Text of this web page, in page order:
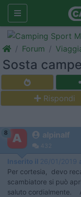
Forum
Sosta
Rispondi
8 alpinalf
432
Inserito il 26/01/2019
Per cortesia, devo
scambiatore si può
saluto cordialmente.